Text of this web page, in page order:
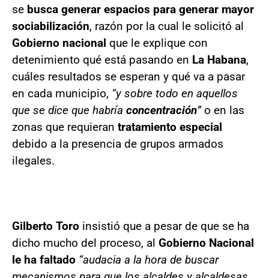
se busca generar espacios para generar mayor
sociabilización, razón por la cual le solicitó al
Gobierno nacional que le explique con
detenimiento qué está pasando en La Habana,
cuáles resultados se esperan y qué va a pasar
en cada municipio, “y sobre todo en aquellos
que se dice que habría concentración”o en las
zonas que requieran tratamiento especial
debido a la presencia de grupos armados
ilegales.
Gilberto Toro insistió que a pesar de que se ha
dicho mucho del proceso, al Gobierno Nacional
le ha faltado “audacia a la hora de buscar